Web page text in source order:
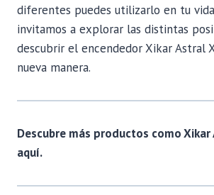
diferentes puedes utilizarlo en tu
invitamos a explorar las distintas
descubrir el encendedor Xikar Astral
nueva manera.
Descubre más productos como
aquí.